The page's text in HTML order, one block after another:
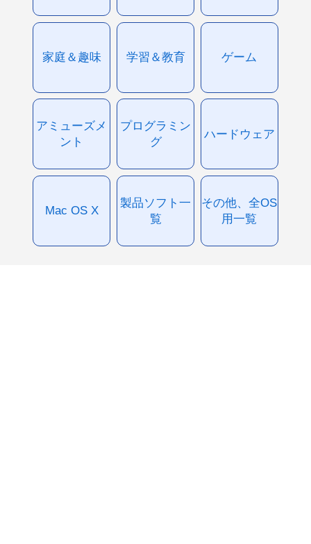
家庭＆趣味 学習＆教育 ゲーム
アミューズメ
ント
プログラミン
グ
ハードウェア
Mac OS X
製品ソフト一
覧
その他、全OS
用一覧